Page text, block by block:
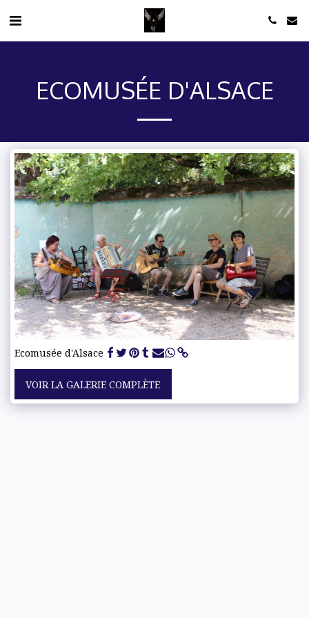
ECOMUSÉE D'ALSACE
Ecomusée d'Alsace
VOIR LA GALERIE COMPLÈTE